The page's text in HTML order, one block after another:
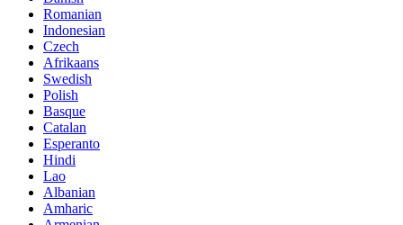
Romanian
Indonesian
Czech
Afrikaans
Swedish
Polish
Basque
Catalan
Esperanto
Hindi
Lao
Albanian
Amharic